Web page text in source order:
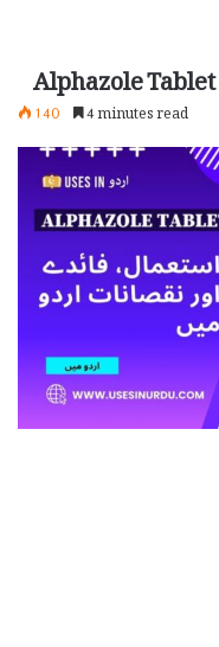
Alphazole
140 4 minutes read